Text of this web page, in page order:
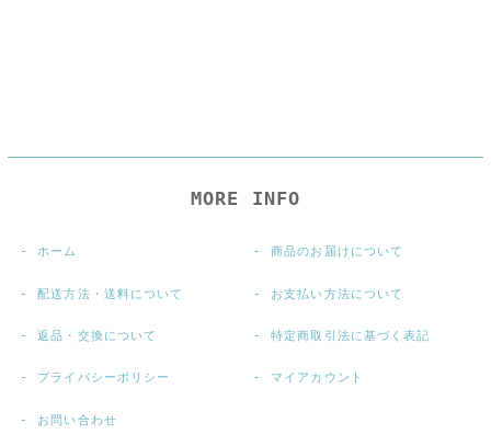
MORE INFO
ホーム 商品のお届けについて
配送方法・送料について お支払い方法について
返品・交換について 特定商取引法に基づく表記
プライバシーポリシー マイアカウント
お問い合わせ